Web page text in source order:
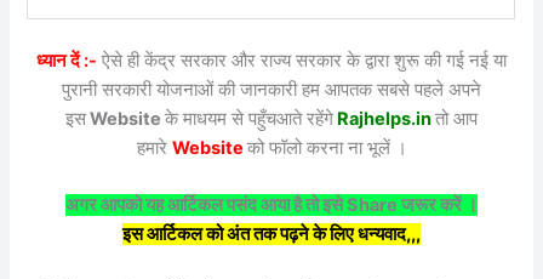
ध्यान दें :- ऐसे ही केंद्र सरकार और राज्य सरकार के द्वारा शुरू की गई नई या
पुरानी सरकारी योजनाओं की जानकारी हम आपतक सबसे पहले अपने
इसWebsite के माधयम से पहुँचआते रहेंगे Rajhelps.inतो आप
हमारे Website को फॉलो करना ना भूलें ।
अगर आपको यह आर्टिकल पसंद आया है तो इसे Share जरूर करें ।
इस आर्टिकल को अंत तक पढ़ने के लिए धन्यवाद,,,